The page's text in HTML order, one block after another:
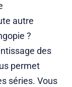
autre
?
des
permet
séries. Vous